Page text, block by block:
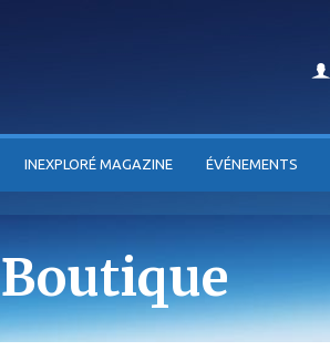
INEXPLORÉ MAGAZINE ÉVÉNEMENTS
Boutique